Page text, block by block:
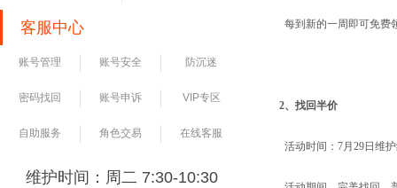
客服中心
账号管理 账号安全 防沉迷
密码找回 账号申诉 VIP专区
自助服务 角色交易 在线客服
维护时间：周二 7:30-10:30
每到新的一周即可免费
2、找回半价
活动时间：7月29日维